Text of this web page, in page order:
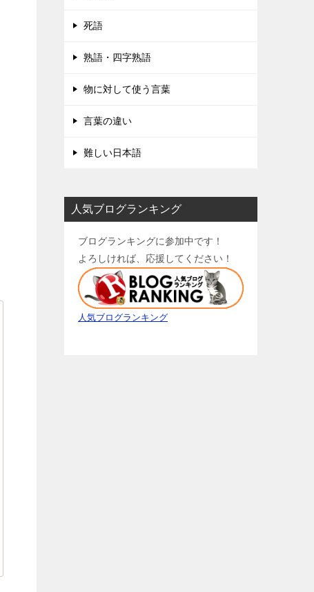
死語
熟語・四字熟語
物に対して使う言葉
言葉の違い
難しい日本語
人気ブログランキング
ブログランキングに参加中です！
よろしければ、応援してください！
人気ブログランキング